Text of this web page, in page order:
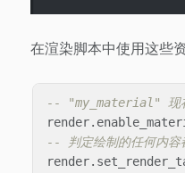
在渲染脚本中使用这些
-- "my_material" 现在
render.
-- 判定绘制的任何内
render.